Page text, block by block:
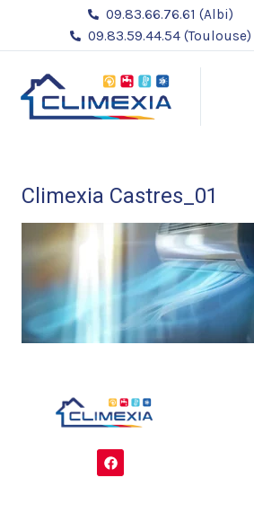
contenu
09.83.66.76.61 (Albi)
09.83.59.44.54 (Toulouse)
Climexia Castres_01
F
a
c